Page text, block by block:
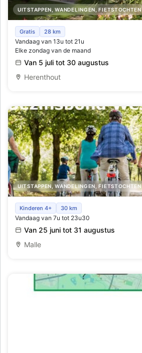
UITSTAPPEN, WANDELINGEN, FIETSTOCHTEN
Hoe zomers kan je zijn....
Gratis 28 km
Vandaag van 13u tot 21u
Elke zondag van de maand
Van 5 juli tot 30 augustus
Herenthout
UITSTAPPEN, WANDELINGEN, FIETSTOCHTEN
Fietszoektocht voor gezinnen
Kinderen 4+ 30 km
Vandaag van 7u tot 23u30
Van 25 juni tot 31 augustus
Malle